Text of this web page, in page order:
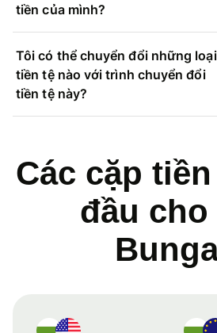
tiền của mình?
Tôi có thể chuyển đổi những loại
tiền tệ nào với trình chuyển đổi
tiền tệ này?
Các cặp
đầu cho